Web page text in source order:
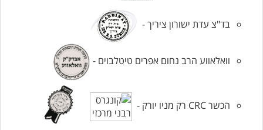
בד"צ עדת ישורון ציריך -
וואלאווע הרב נחום אפרים טיטלבוים -
הכשר CRC רק מניו יורק -